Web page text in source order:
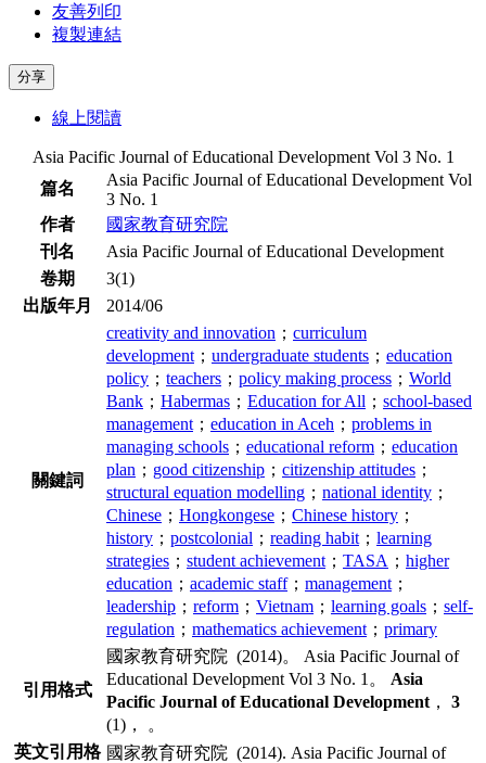
友善列印
複製連結
分享
線上閱讀
Asia Pacific Journal of Educational Development Vol 3 No. 1
篇名
Asia Pacific Journal of Educational Development Vol
3 No. 1
作者
國家教育研究院
刊名
Asia Pacific Journal of Educational Development
卷期
3(1)
出版年月
2014/06
關鍵詞
creativity and innovation ； curriculum
development ； undergraduate students ； education
policy ； teachers ； policy making process ； World
Bank ； Habermas ； Education for All ； school-based
management ； education in Aceh ； problems in
managing schools ； educational reform ； education
plan ； good citizenship ； citizenship attitudes ；
structural equation modelling ； national identity ；
Chinese ； Hongkongese ； Chinese history ；
history ； postcolonial ； reading habit ； learning
strategies ； student achievement ； TASA ； higher
education ； academic staff； management ；
leadership ； reform ； Vietnam ； learning goals ； self-
regulation ； mathematics achievement ； primary
引用格式
國家教育研究院 (2014)。 Asia Pacific Journal of
Educational Development Vol 3 No. 1。 Asia
Pacific Journal of Educational Development ， 3
(1)， 。
英文引用格 國家教育研究院 (2014). Asia Pacific Journal of